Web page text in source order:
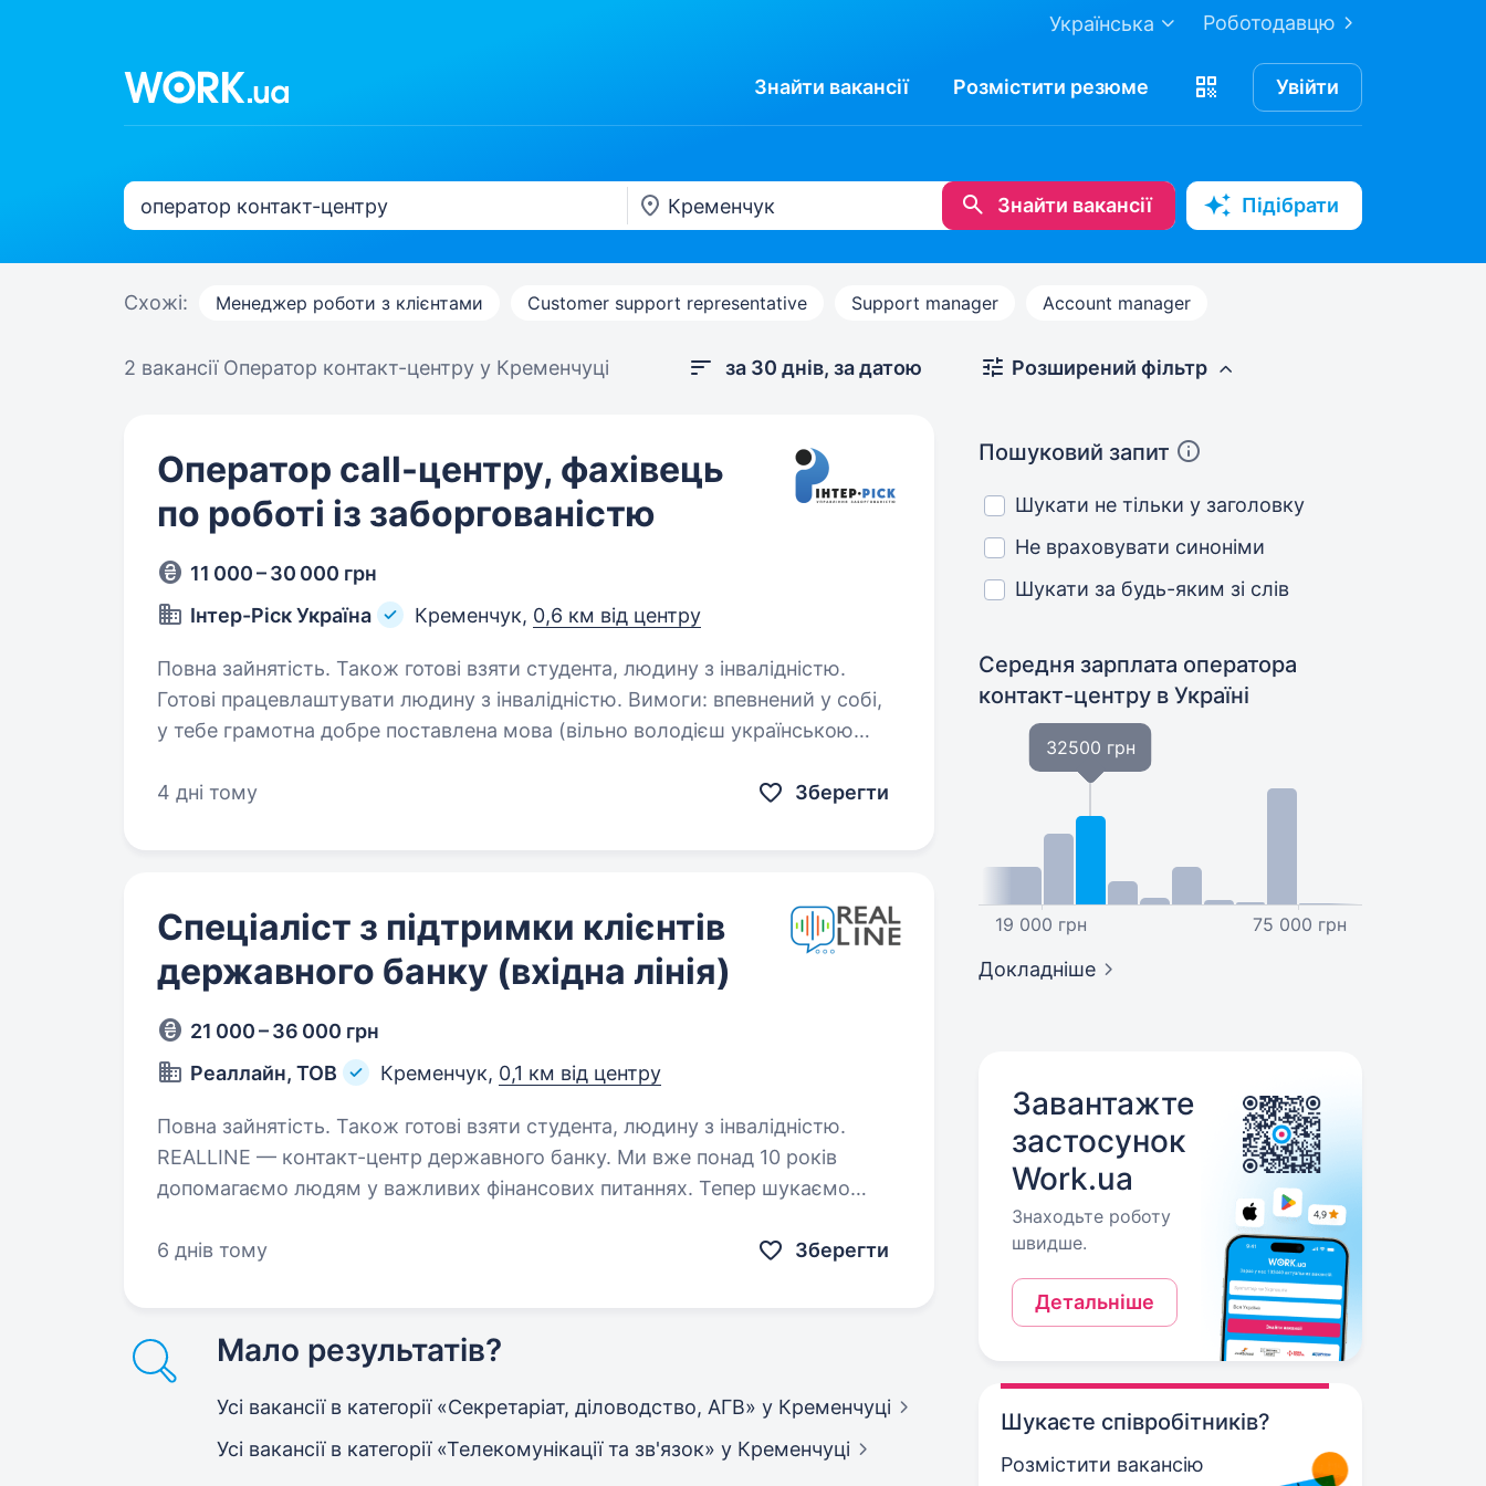
Роботодавцю
Українська
Знайти вакансії Розмістити резюме Увійти
Знайти вакансії Підібрати
Схожі: Менеджер роботи з клієнтами Customer support representative Support manager Account manager
2 вакансії Оператор контакт-центру у Кременчуці за 30 днів, за датою
Оператор call-центру, фахівець
по роботі із заборгованістю
11 000 – 30 000 грн
Інтер-Ріск Україна
Кременчук, 0,6 км від центру
Повна зайнятість. Також готові взяти студента, людину з інвалідністю.
Готові працевлаштувати людину з інвалідністю. Вимоги: впевнений у собі,
у тебе грамотна добре поставлена ​​мова (вільно володієш українською
4 дні тому
Зберегти
Спеціаліст з підтримки клієнтів
державного банку (вхідна лінія)
21 000 – 36 000 грн
Реаллайн, ТОВ
Кременчук, 0,1 км від центру
Повна зайнятість. Також готові взяти студента, людину з інвалідністю.
REALLINE — контакт-центр державного банку. Ми вже понад 10 років
допомагаємо людям у важливих фінансових питаннях. Тепер шукаємо
instagram.com/realline_krem…
6 днів тому Зберегти
Мало результатів?
Усі вакансії в категорії «Секретаріат, діловодство, АГВ» у Кременчуці
Усі вакансії в категорії «Телекомунікації та зв'язок» у Кременчуці
Розширений фільтр
Пошуковий запит
Шукати не тільки у заголовку
Не враховувати синоніми
Шукати за будь-яким зі слів
Середня зарплата оператора
контакт-центру в Україні
19 000 грн
32500 грн
75 000 грн
Докладніше
Завантажте
застосунок
Work.ua
Знаходьте роботу
швидше.
Детальніше
Шукаєте співробітників?
Розмістити вакансію